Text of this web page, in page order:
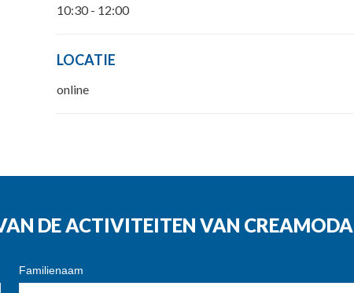
10:30 - 12:00
LOCATIE
online
DE ACTIVITEITEN VAN CREAMODA
Familienaam